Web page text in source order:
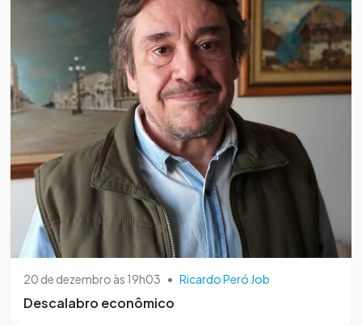
20 de dezembro às 19h03 • Ricardo Peró Job
Descalabro econômico